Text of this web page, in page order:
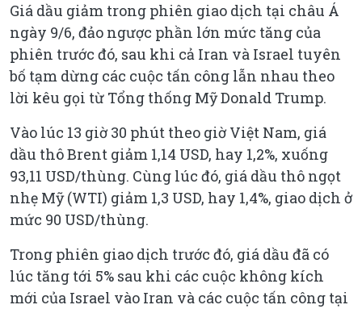
Giá dầu giảm trong phiên giao dịch tại châu Á
ngày 9/6, đảo ngược phần lớn mức tăng của
phiên trước đó, sau khi cả Iran và Israel tuyên
bố tạm dừng các cuộc tấn công lẫn nhau theo
lời kêu gọi từ Tổng thống Mỹ Donald Trump.
Vào lúc 13 giờ 30 phút theo giờ Việt Nam, giá
dầu thô Brent giảm 1,14 USD, hay 1,2%, xuống
93,11 USD/thùng. Cùng lúc đó, giá dầu thô ngọt
nhẹ Mỹ (WTI) giảm 1,3 USD, hay 1,4%, giao dịch ở
mức 90 USD/thùng.
Trong phiên giao dịch trước đó, giá dầu đã có
lúc tăng tới 5% sau khi các cuộc không kích
mới của Israel vào Iran và các cuộc tấn công tại